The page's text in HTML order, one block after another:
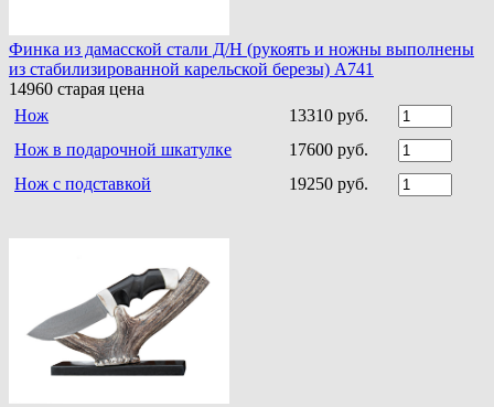
Финка из дамасской стали Д/Н (рукоять и ножны выполнены
из стабилизированной карельской березы) A741
14960 старая цена
Нож
13310 руб.
Нож в подарочной шкатулке
17600 руб.
Нож с подставкой
19250 руб.